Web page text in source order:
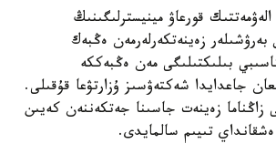
قورعاۋ مينيسترلىگىنىڭ
زەينەتكەرلەرمەن ەڭبەك
بىلىكتىلىگى مەن ەڭبەككە
جاعدايدا شەكتەۋسىز ۇزارتۋعا قۇقىلى.
زاڭناما زەينەت جاسىنا جەتكەننەن كەيىن
تىيىم سالمايدى.